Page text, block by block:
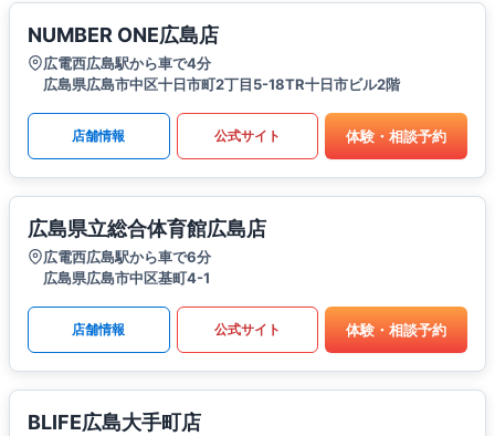
NUMBER ONE広島店
広電西広島駅から車で4分
広島県広島市中区十日市町2丁目5-18TR十日市ビル2階
店舗情報 公式サイト 体験・相談予約
広島県立総合体育館広島店
広電西広島駅から車で6分
広島県広島市中区基町4-1
店舗情報 公式サイト 体験・相談予約
BLIFE広島大手町店